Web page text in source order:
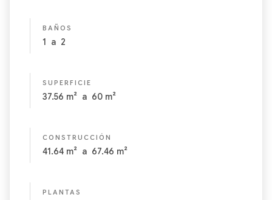
BAÑOS
1 a 2
SUPERFICIE
37.56 m² a 60 m²
CONSTRUCCIÓN
41.64 m² a 67.46 m²
PLANTAS